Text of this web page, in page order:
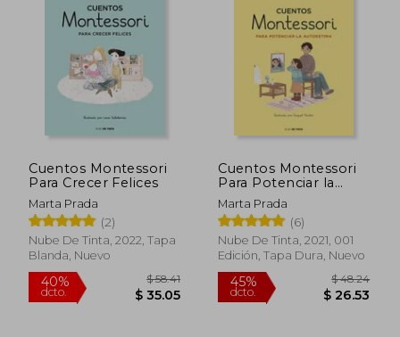
Cuentos Montessori
Para Crecer Felices
Marta Prada
(2)
Nube De Tinta, 2022, Tapa
Blanda, Nuevo
Cuentos Montessori
Para Potenciar la
Autoestima
Marta Prada
(6)
Nube De Tinta, 2021, 001
Edición, Tapa Dura, Nuevo